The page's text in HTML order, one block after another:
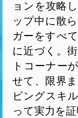
ョンを攻略
ップ中に散
ガーをすべ
に近づく。
トコーナー
せて、限界
ビングスキ
って実力を